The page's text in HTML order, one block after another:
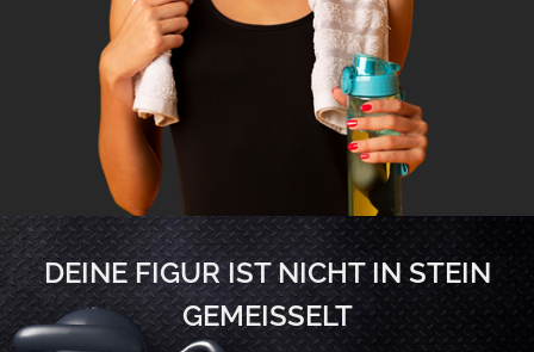
DEINE FIGUR IST NICHT IN STEIN
GEMEISSELT